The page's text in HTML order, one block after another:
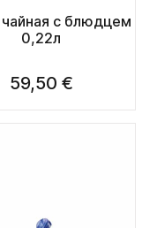
с блюдцем
0,22л
59,50 €